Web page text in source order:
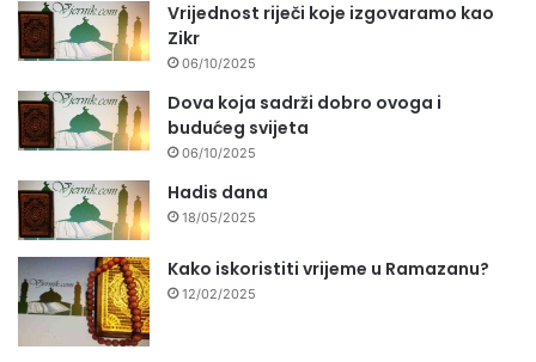
Vrijednost riječi koje izgovaramo kao
Zikr
06/10/2025
Dova koja sadrži dobro ovoga i
budućeg svijeta
06/10/2025
Hadis dana
18/05/2025
Kako iskoristiti vrijeme u Ramazanu?
12/02/2025